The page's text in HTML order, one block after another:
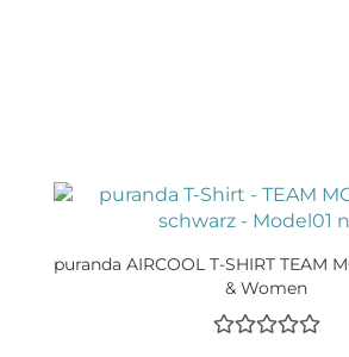
puranda AIRCOOL T-SHIRT TEAM
& Women